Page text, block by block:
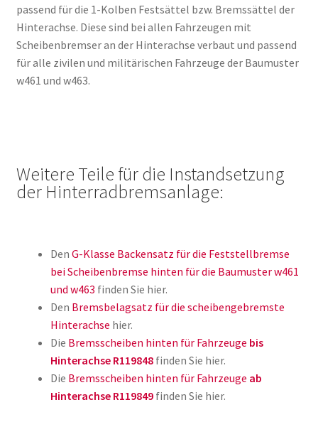
passend für die 1-Kolben Festsättel bzw. Bremssättel der
Hinterachse. Diese sind bei allen Fahrzeugen mit
Scheibenbremser an der Hinterachse verbaut und passend
für alle zivilen und militärischen Fahrzeuge der Baumuster
w461 und w463.
Weitere Teile für die Instandsetzung
der Hinterradbremsanlage:
Den G-Klasse Backensatz für die Feststellbremse
bei Scheibenbremse hinten für die Baumuster w461
und w463 finden Sie hier.
Den Bremsbelagsatz für die scheibengebremste
Hinterachse hier.
Die Bremsscheiben hinten für Fahrzeuge bis
Hinterachse R119848finden Sie hier.
Die Bremsscheiben hinten für Fahrzeuge ab
Hinterachse R119849finden Sie hier.